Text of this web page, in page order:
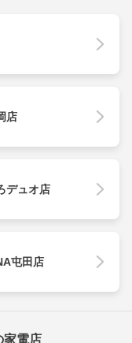
店
デュオ店
屯田店
家電店